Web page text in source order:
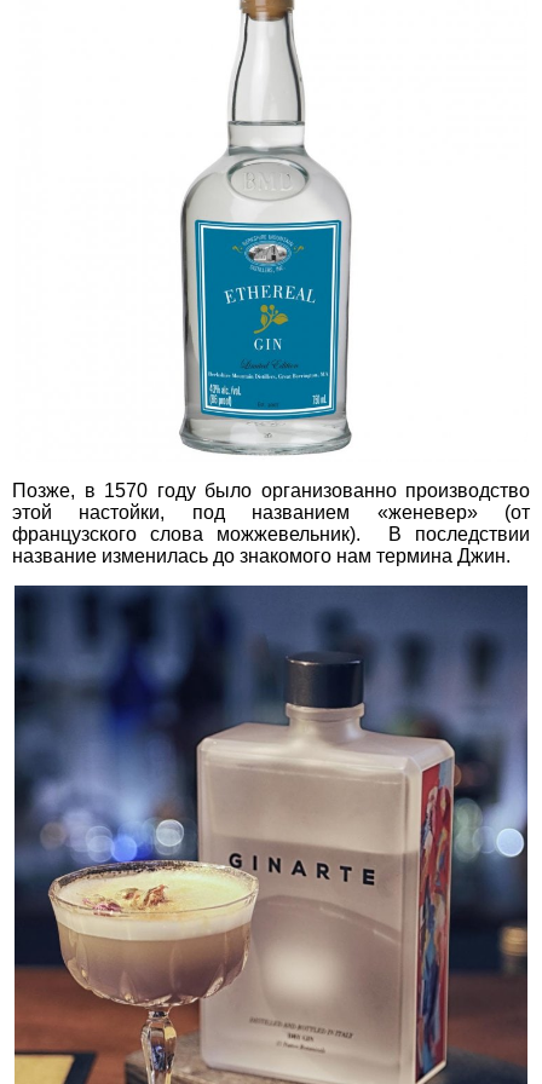
Позже, в 1570 году было организованно производство
этой настойки, под названием «женевер» (от
французского слова можжевельник). В последствии
название изменилась до знакомого нам термина Джин.